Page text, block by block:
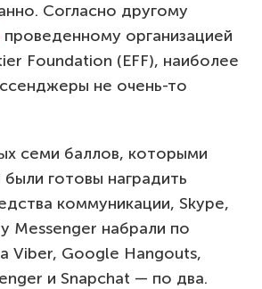
Согласно другому
проведенному организацией
Foundation (EFF), наиболее
не очень-то
семи баллов, которыми
готовы наградить
коммуникации, Skype,
Messenger набрали по
Viber, Google Hangouts,
и Snapchat — по два.